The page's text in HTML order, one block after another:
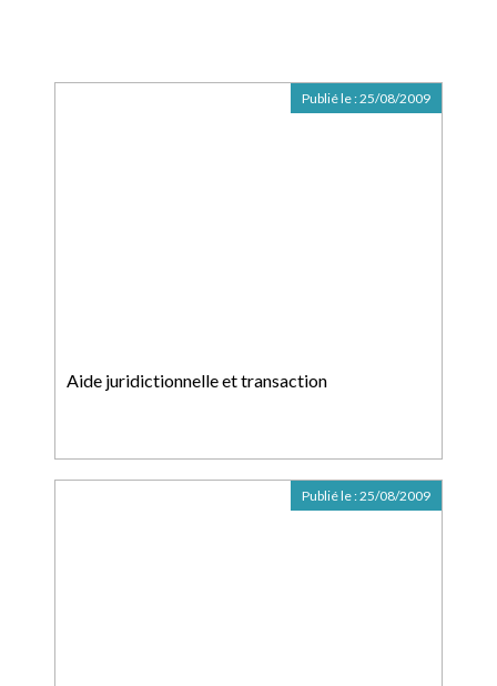
Aide juridictionnelle et transaction
Publié le :25/08/2009
Publié le :25/08/2009